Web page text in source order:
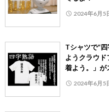
2024年6月5
Tシャツで“
ようクラウ
着よう。」が
2024年6月5